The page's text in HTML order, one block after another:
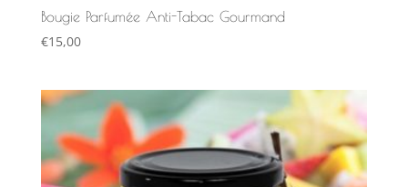
Bougie Parfumée Anti-Tabac Gourmand
€15,00